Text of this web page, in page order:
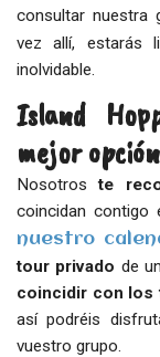
consultar nuestra
vez allí, estarás
inolvidable.
Island
mejor opción
Nosotroste
coincidan contigo
nuestro
tour privado de
coincidir con los
así podréis
vuestro grupo.